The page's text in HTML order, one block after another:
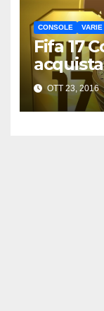
CONSOLE VARIE
Fifa 17
OTT 23, 2016